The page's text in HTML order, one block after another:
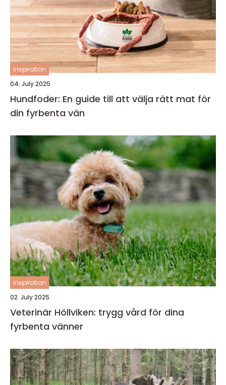
inspiration
04. July 2025
Hundfoder: En guide till att välja rätt mat för
din fyrbenta vän
inspiration
02. July 2025
Veterinär Höllviken: trygg vård för dina
fyrbenta vänner